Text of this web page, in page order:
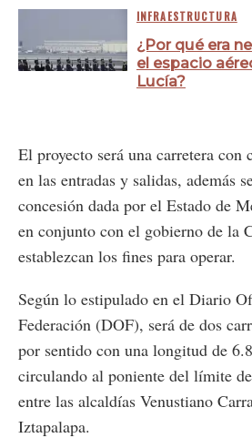
INFRAESTRUCTURA
¿Por qué era
el espacio
Lucía?
El proyecto será una carretera con
en las entradas y salidas, además
concesión dada por el Estado de
en conjunto con el gobierno de la
establezcan los fines para operar.
Según lo estipulado en el Diario
Federación (DOF), será de dos
por sentido con una longitud de
circulando al poniente del límite
entre las alcaldías Venustiano
Iztapalapa.